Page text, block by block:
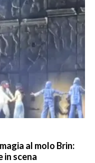
al molo Brin:
in scena